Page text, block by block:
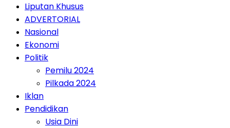
Liputan Khusus
ADVERTORIAL
Nasional
Ekonomi
Politik
Pemilu 2024
Pilkada 2024
Iklan
Pendidikan
Usia Dini